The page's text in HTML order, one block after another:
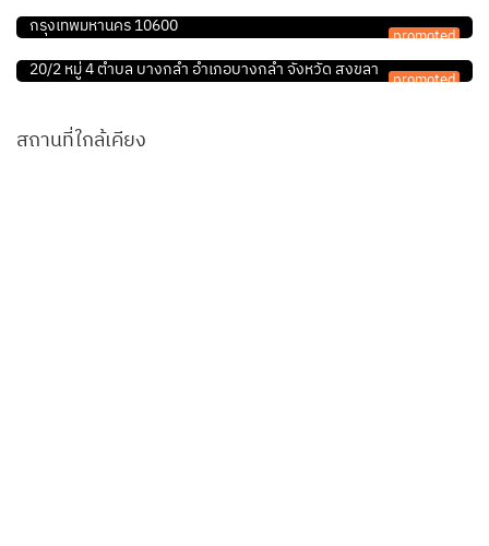
promoted
กรุงเทพมหานคร 10600
promoted
กายภาพบำบัด
พีแอนด์พีเฮลท์ คลินิกกายภาพบำบัด
20/2 หมู่ 4 ตำบล บางกล่ำ อำเภอบางกล่ำ จังหวัด สงขลา
สถานที่ใกล้เคียง